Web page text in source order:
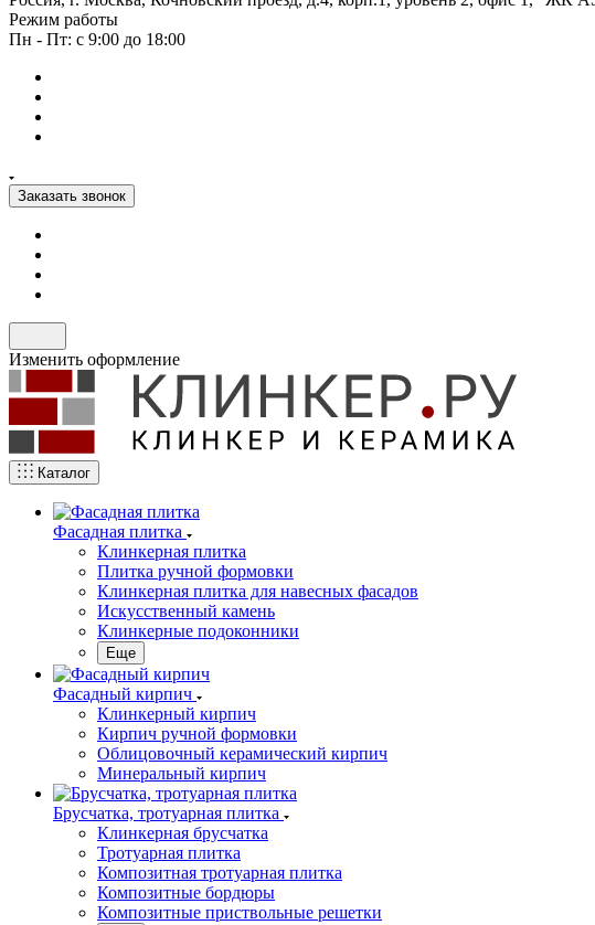
Режим работы
Пн - Пт: с 9:00 до 18:00
Заказать звонок
Изменить оформление
Каталог
Фасадная плитка
Клинкерная плитка
Плитка ручной формовки
Клинкерная плитка для навесных фасадов
Искусственный камень
Клинкерные подоконники
Еще
Фасадный кирпич
Клинкерный кирпич
Кирпич ручной формовки
Облицовочный керамический кирпич
Минеральный кирпич
Брусчатка, тротуарная плитка
Клинкерная брусчатка
Тротуарная плитка
Композитная тротуарная плитка
Композитные бордюры
Композитные приствольные решетки